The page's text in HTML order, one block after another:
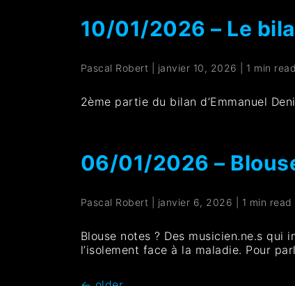
10/01/2026 – Le
Pascal Robert janvier 10, 2026 1 min read
2ème partie du bilan d’Emmanuel
06/01/2026 –
Pascal Robert janvier 6, 2026 1 min read
Blouse notes ? Des musicien.ne.s
l’isolement face à la maladie. Pour